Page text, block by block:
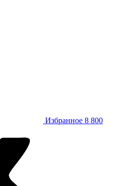
Избранное 8 800